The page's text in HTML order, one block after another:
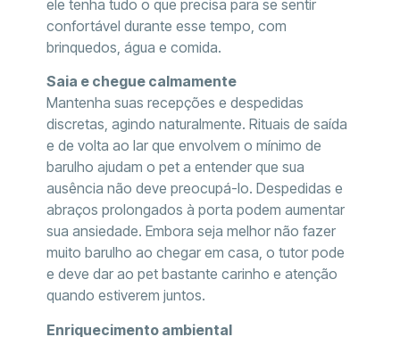
ele tenha tudo o que precisa para se sentir
confortável durante esse tempo, com
brinquedos, água e comida.
Saia e chegue calmamente
Mantenha suas recepções e despedidas
discretas, agindo naturalmente. Rituais de saída
e de volta ao lar que envolvem o mínimo de
barulho ajudam o pet a entender que sua
ausência não deve preocupá-lo. Despedidas e
abraços prolongados à porta podem aumentar
sua ansiedade. Embora seja melhor não fazer
muito barulho ao chegar em casa, o tutor pode
e deve dar ao pet bastante carinho e atenção
quando estiverem juntos.
Enriquecimento ambiental